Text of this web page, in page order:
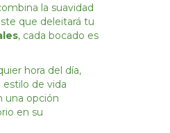
la suavidad
que deleitará tu
, cada bocado es
hora del día,
de vida
una opción
en su